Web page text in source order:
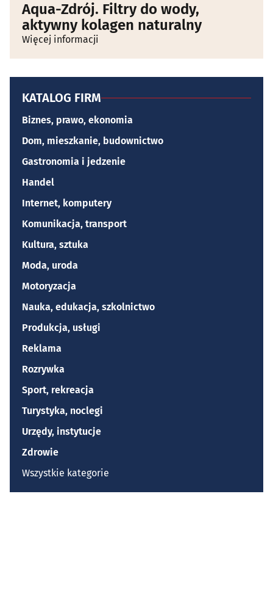
Aqua-Zdrój. Filtry do wody,
aktywny kolagen naturalny
Więcej informacji
KATALOG FIRM
Biznes, prawo, ekonomia
Dom, mieszkanie, budownictwo
Gastronomia i jedzenie
Handel
Internet, komputery
Komunikacja, transport
Kultura, sztuka
Moda, uroda
Motoryzacja
Nauka, edukacja, szkolnictwo
Produkcja, usługi
Reklama
Rozrywka
Sport, rekreacja
Turystyka, noclegi
Urzędy, instytucje
Zdrowie
Wszystkie kategorie